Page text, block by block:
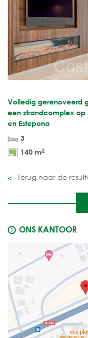
Volledig gerenoveerd
een strandcomplex op
en Estepona
3
140 m2
Terug naar de
ONS KANTOOR